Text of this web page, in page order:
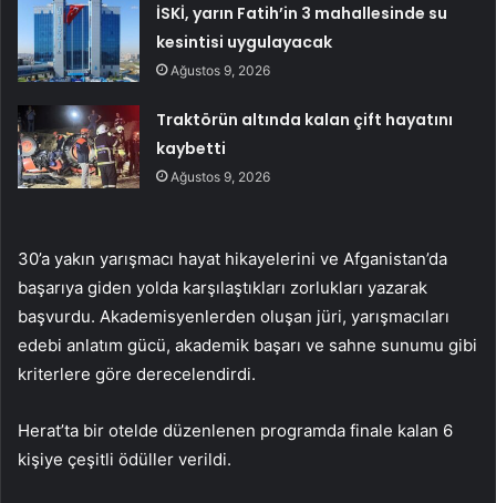
İSKİ, yarın Fatih’in 3 mahallesinde su
kesintisi uygulayacak
Ağustos 9, 2026
Traktörün altında kalan çift hayatını
kaybetti
Ağustos 9, 2026
30’a yakın yarışmacı hayat hikayelerini ve Afganistan’da
başarıya giden yolda karşılaştıkları zorlukları yazarak
başvurdu. Akademisyenlerden oluşan jüri, yarışmacıları
edebi anlatım gücü, akademik başarı ve sahne sunumu gibi
kriterlere göre derecelendirdi.
Herat’ta bir otelde düzenlenen programda finale kalan 6
kişiye çeşitli ödüller verildi.